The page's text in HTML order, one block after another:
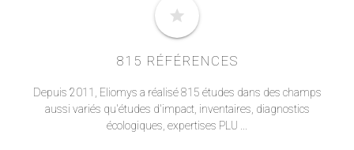
star
815 RÉFÉRENCES
Depuis 2011, Eliomys a réalisé 815 études dans des champs
aussi variés qu'études d'impact, inventaires, diagnostics
écologiques, expertises PLU ...